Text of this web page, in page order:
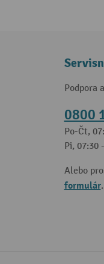
Podpora
0800
Po-Čt,
Pi, 07:30
Alebo
formulár.